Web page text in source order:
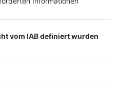
Drinks und
der Festivalabend